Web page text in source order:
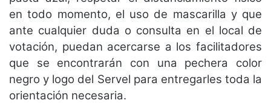
en todo momento, el uso de mascarilla y que
ante cualquier duda o consulta en el local de
votación, puedan acercarse a los facilitadores
que se encontrarán con una pechera color
negro y logo del Servel para entregarles toda la
orientación necesaria.